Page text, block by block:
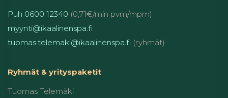
Puh 0600 12340 (0,71€/min pvm/mpm)
myynti@ikaalinenspa.fi
tuomas.telemaki@ikaalinenspa.fi (ryhmät)
Ryhmät & yrityspaketit
Tuomas Telemäki